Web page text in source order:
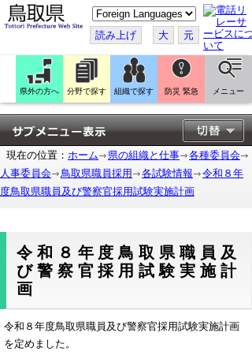
こ
の
ペ
ー
ジ
翻
訳
す
る
読み上げ 大 元
県外の方へ 分野で探す 組織で探す 防災 緊急 メニュー
現在の位置： ホーム 県の組織と仕事
各種委員会
人事委員会
鳥取県職員採用 各試験情報
令和８年
度鳥取県職員及び警察官採用試験実施計画
令和８年度鳥取県職員及
び警察官採用試験実施計
画
令和８年度鳥取県職員及び警察官採用試験実施計画
を定めました。